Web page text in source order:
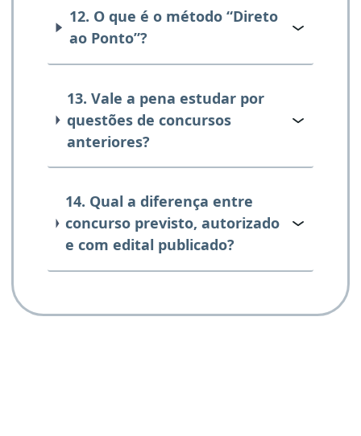
12. O que é o método “Direto
ao Ponto”?
13. Vale a pena estudar por
questões de concursos
anteriores?
14. Qual a diferença entre
concurso previsto, autorizado
e com edital publicado?